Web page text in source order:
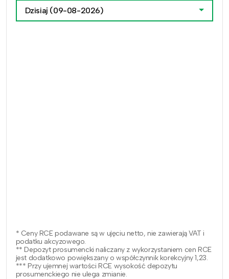
Dzisiaj (09-08-2026)
* Ceny RCE podawane są w ujęciu netto, nie zawierają VAT i
podatku akcyzowego.
** Depozyt prosumencki naliczany z wykorzystaniem cen RCE
jest dodatkowo powiększany o współczynnik korekcyjny 1,23.
*** Przy ujemnej wartości RCE wysokość depozytu
prosumenckiego nie ulega zmianie.